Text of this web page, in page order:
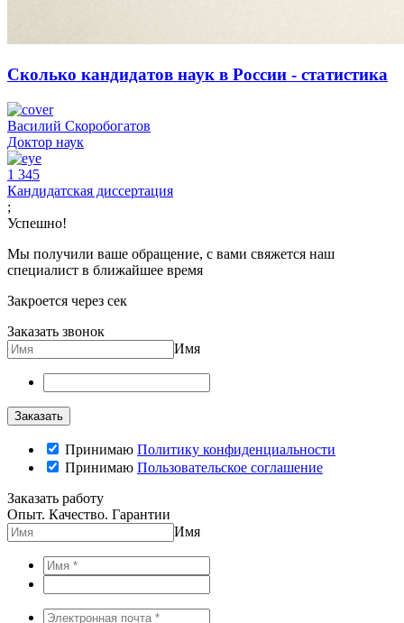
Сколько кандидатов наук в России - статистика
Василий Скоробогатов
Доктор наук
1 345
Кандидатская диссертация
;
Успешно!
Мы получили ваше обращение, с вами свяжется наш
специалист в ближайшее время
Закроется через сек
Заказать звонок
Имя
Принимаю Политику конфиденциальности
Принимаю Пользовательское соглашение
Заказать работу
Опыт. Качество. Гарантии
Имя